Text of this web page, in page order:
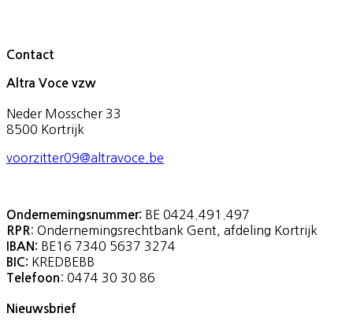
Contact
Altra Voce vzw
Neder Mosscher 33
8500 Kortrijk
voorzitter09@altravoce.be
Ondernemingsnummer: BE 0424.491.497
RPR: Ondernemingsrechtbank Gent, afdeling Kortrijk
IBAN: BE16 7340 5637 3274
BIC: KREDBEBB
Telefoon : 0474 30 30 86
Nieuwsbrief